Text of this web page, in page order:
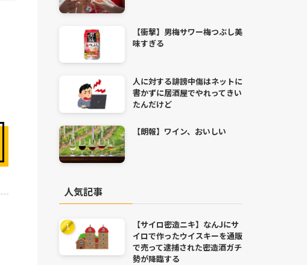
【衝撃】男梅サワー梅つぶし美
味すぎる
人に対する誹謗中傷はネットに
書かずに居酒屋でやれってきい
たんだけど
【朗報】ワイン、おいしい
人気記事
【サイロ密造ニキ】なんJにサ
イロで作ったウイスキーを通販
で売って逮捕された密造酒ガチ
勢が降臨する